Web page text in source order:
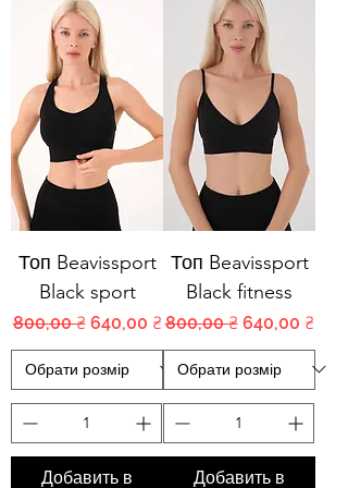
Топ Beavissport
Black sport
Обычная цена
800,00 ₴ Цена со скидкой
640,00 ₴
Добавить в
Топ Beavissport
Black fitness
Обычная цена
800,00 ₴ Цена со
640,00 ₴
Добавить в